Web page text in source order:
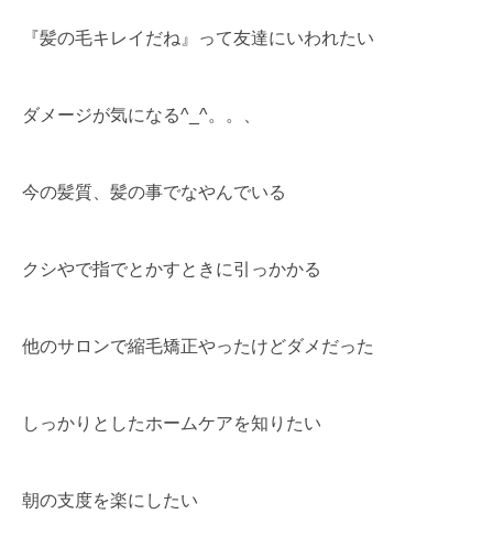
『髪の毛キレイだね』って友達にいわれたい
ダメージが気になる^_^。。、
今の髪質、髪の事でなやんでいる
クシやで指でとかすときに引っかかる
他のサロンで縮毛矯正やったけどダメだった
しっかりとしたホームケアを知りたい
朝の支度を楽にしたい